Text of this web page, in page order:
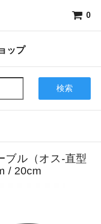
0
ップ
検索
ブル（オス-直型
/ 20cm